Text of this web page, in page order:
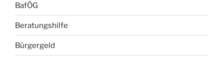
BafÖG
Beratungshilfe
Bürgergeld